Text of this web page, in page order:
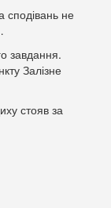
сподівань не
завдання.
Залізне
стояв за